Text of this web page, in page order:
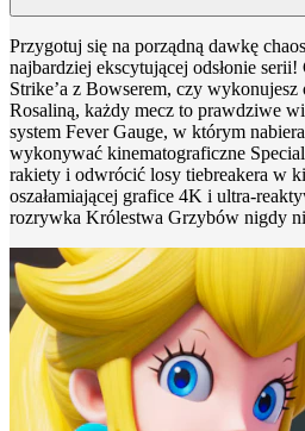
Przygotuj się na porządną dawkę
najbardziej ekscytującej odsłonie
Strike’a z Bowserem, czy wykonujesz
Rosaliną, każdy mecz to prawdziwe
system Fever Gauge, w którym
wykonywać kinematograficzne
rakiety i odwrócić losy tiebreakera w
oszałamiającej grafice 4K i ultra-
rozrywka Królestwa Grzybów nigdy